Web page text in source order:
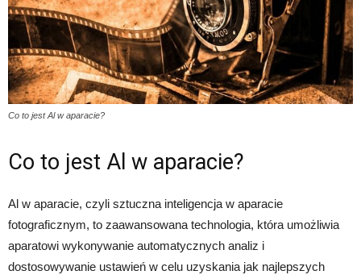
Co to jest Al w aparacie?
Co to jest Al w aparacie?
Al w aparacie, czyli sztuczna inteligencja w aparacie
fotograficznym, to zaawansowana technologia, która umożliwia
aparatowi wykonywanie automatycznych analiz i
dostosowywanie ustawień w celu uzyskania jak najlepszych